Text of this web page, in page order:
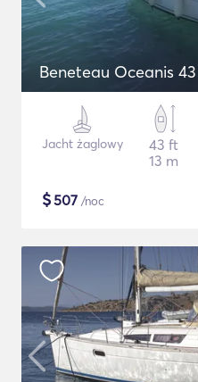
Beneteau Oceanis 43
Jacht żaglowy
43 ft
13 m
$507 /noc